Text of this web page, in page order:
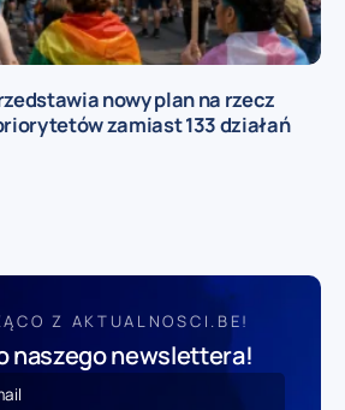
nowy plan na rzecz
zamiast 133 działań
Z AKTUALNOSCI.BE!
naszego newslettera!